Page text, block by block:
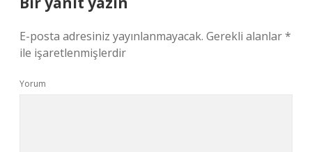
E-posta adresiniz yayınlanmayacak. Gerekli alanlar*
ile işaretlenmişlerdir
Yorum